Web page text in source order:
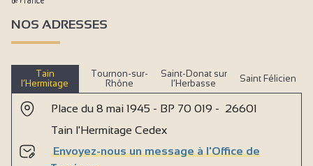
NOS ADRESSES
Tain
l’Hermitage
Tournon-sur-
Rhône
Saint-Donat sur
l’Herbasse
Saint Félicien
Place du 8 mai 1945 - BP 70 019 - 26601
Tain l'Hermitage Cedex
Envoyez-nous un message à l'Office de